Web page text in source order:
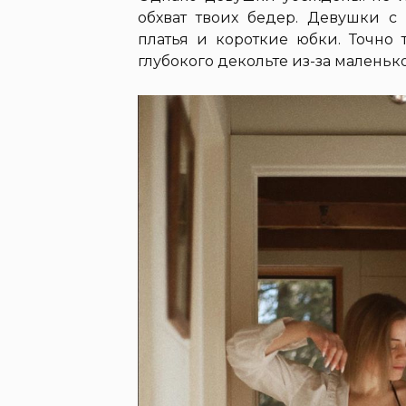
обхват твоих бедер. Девушки
платья и короткие юбки.
глубокого декольте из-за